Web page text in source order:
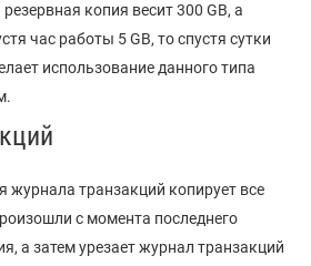
копия весит 300 GB, а
час работы 5 GB, то спустя сутки
использование данного типа
журнала транзакций копирует все
с момента последнего
а затем урезает журнал транзакций